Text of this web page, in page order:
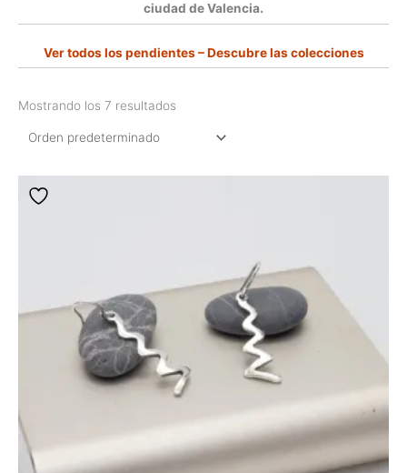
ciudad de Valencia.
Ver todos los pendientes –Descubre las colecciones
Mostrando los 7 resultados